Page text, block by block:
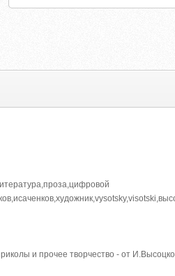
и прочее творчество - от